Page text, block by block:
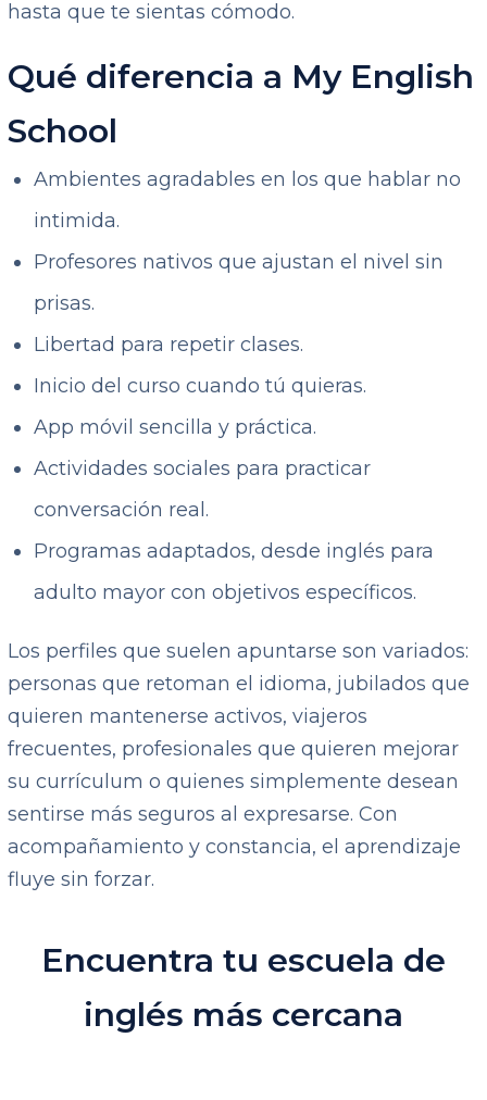
hasta que te sientas cómodo.
Qué diferencia a My English
School
Ambientes agradables en los que hablar no
intimida.
Profesores nativos que ajustan el nivel sin
prisas.
Libertad para repetir clases.
Inicio del curso cuando tú quieras.
App móvil sencilla y práctica.
Actividades sociales para practicar
conversación real.
Programas adaptados, desde inglés para
adulto mayor con objetivos específicos.
Los perfiles que suelen apuntarse son variados:
personas que retoman el idioma, jubilados que
quieren mantenerse activos, viajeros
frecuentes, profesionales que quieren mejorar
su currículum o quienes simplemente desean
sentirse más seguros al expresarse. Con
acompañamiento y constancia, el aprendizaje
fluye sin forzar.
Encuentra tu escuela de
inglés más cercana